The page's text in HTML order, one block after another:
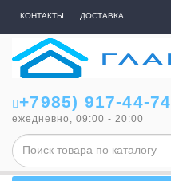
КОНТАКТЫ ДОСТАВКА
+7985) 917-44-74
ежедневно, 09:00 - 20:00